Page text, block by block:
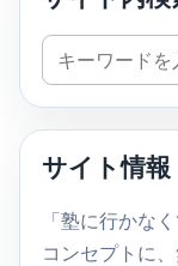
サ
イ
ト
検
索
サイト情報
「塾に行かな
コンセプトに